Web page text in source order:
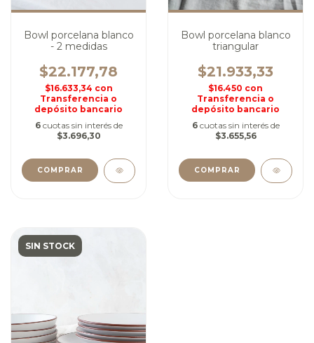
Bowl porcelana blanco
- 2 medidas
$22.177,78
$16.633,34 con
Transferencia o
depósito bancario
6 cuotas sin interés de
$3.696,30
COMPRAR
Bowl porcelana blanco
triangular
$21.933,33
$16.450 con
Transferencia o
depósito bancario
6 cuotas sin interés de
$3.655,56
COMPRAR
SIN STOCK